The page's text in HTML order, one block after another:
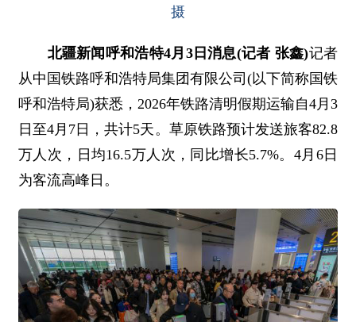
摄
北疆新闻呼和浩特4月3日消息(记者 张鑫)记者
从中国铁路呼和浩特局集团有限公司(以下简称国铁
呼和浩特局)获悉，2026年铁路清明假期运输自4月3
日至4月7日，共计5天。草原铁路预计发送旅客82.8
万人次，日均16.5万人次，同比增长5.7%。4月6日
为客流高峰日。